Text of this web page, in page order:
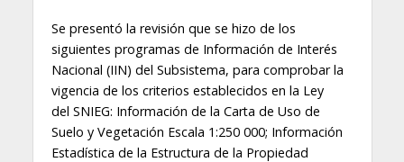
Se presentó la revisión que se hizo de los
siguientes programas de Información de Interés
Nacional (IIN) del Subsistema, para comprobar la
vigencia de los criterios establecidos en la Ley
del SNIEG: Información de la Carta de Uso de
Suelo y Vegetación Escala 1:250 000; Información
Estadística de la Estructura de la Propiedad